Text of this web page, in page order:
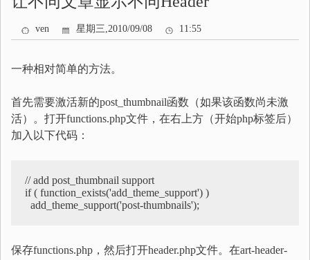
ven 星期三,2010/09/08 11:55
一种相对简单的方法。
首先需要激活新的post_thumbnail函数（如果该函数尚未激
活）。打开functions.php文件，在右上方（开始php标签后）
加入以下代码：
// add post_thumbnail support
if ( function_exists('add_theme_support') )
  add_theme_support('post-thumbnails');
保存functions.php，然后打开header.php文件。在art-header-